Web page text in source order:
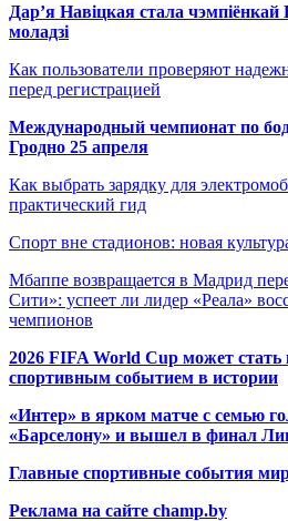
Дар’я Навіцкая стала
моладзі
Как пользователи проверяют
перед регистрацией
Международный чемпионат по
Гродно 25 апреля
Как выбрать зарядку для
практический гид
Спорт вне стадионов: новая
Мбаппе возвращается в Мадрид
Сити»: успеет ли лидер «Реала»
чемпионов
2026 FIFA World Cup может
спортивным событием в истории
«Интер» в ярком матче с семью
«Барселону» и вышел в финал
Главные спортивные события
Реклама на сайте champ.by